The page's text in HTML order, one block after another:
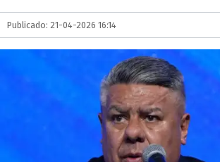
Publicado: 21-04-2026 16:14